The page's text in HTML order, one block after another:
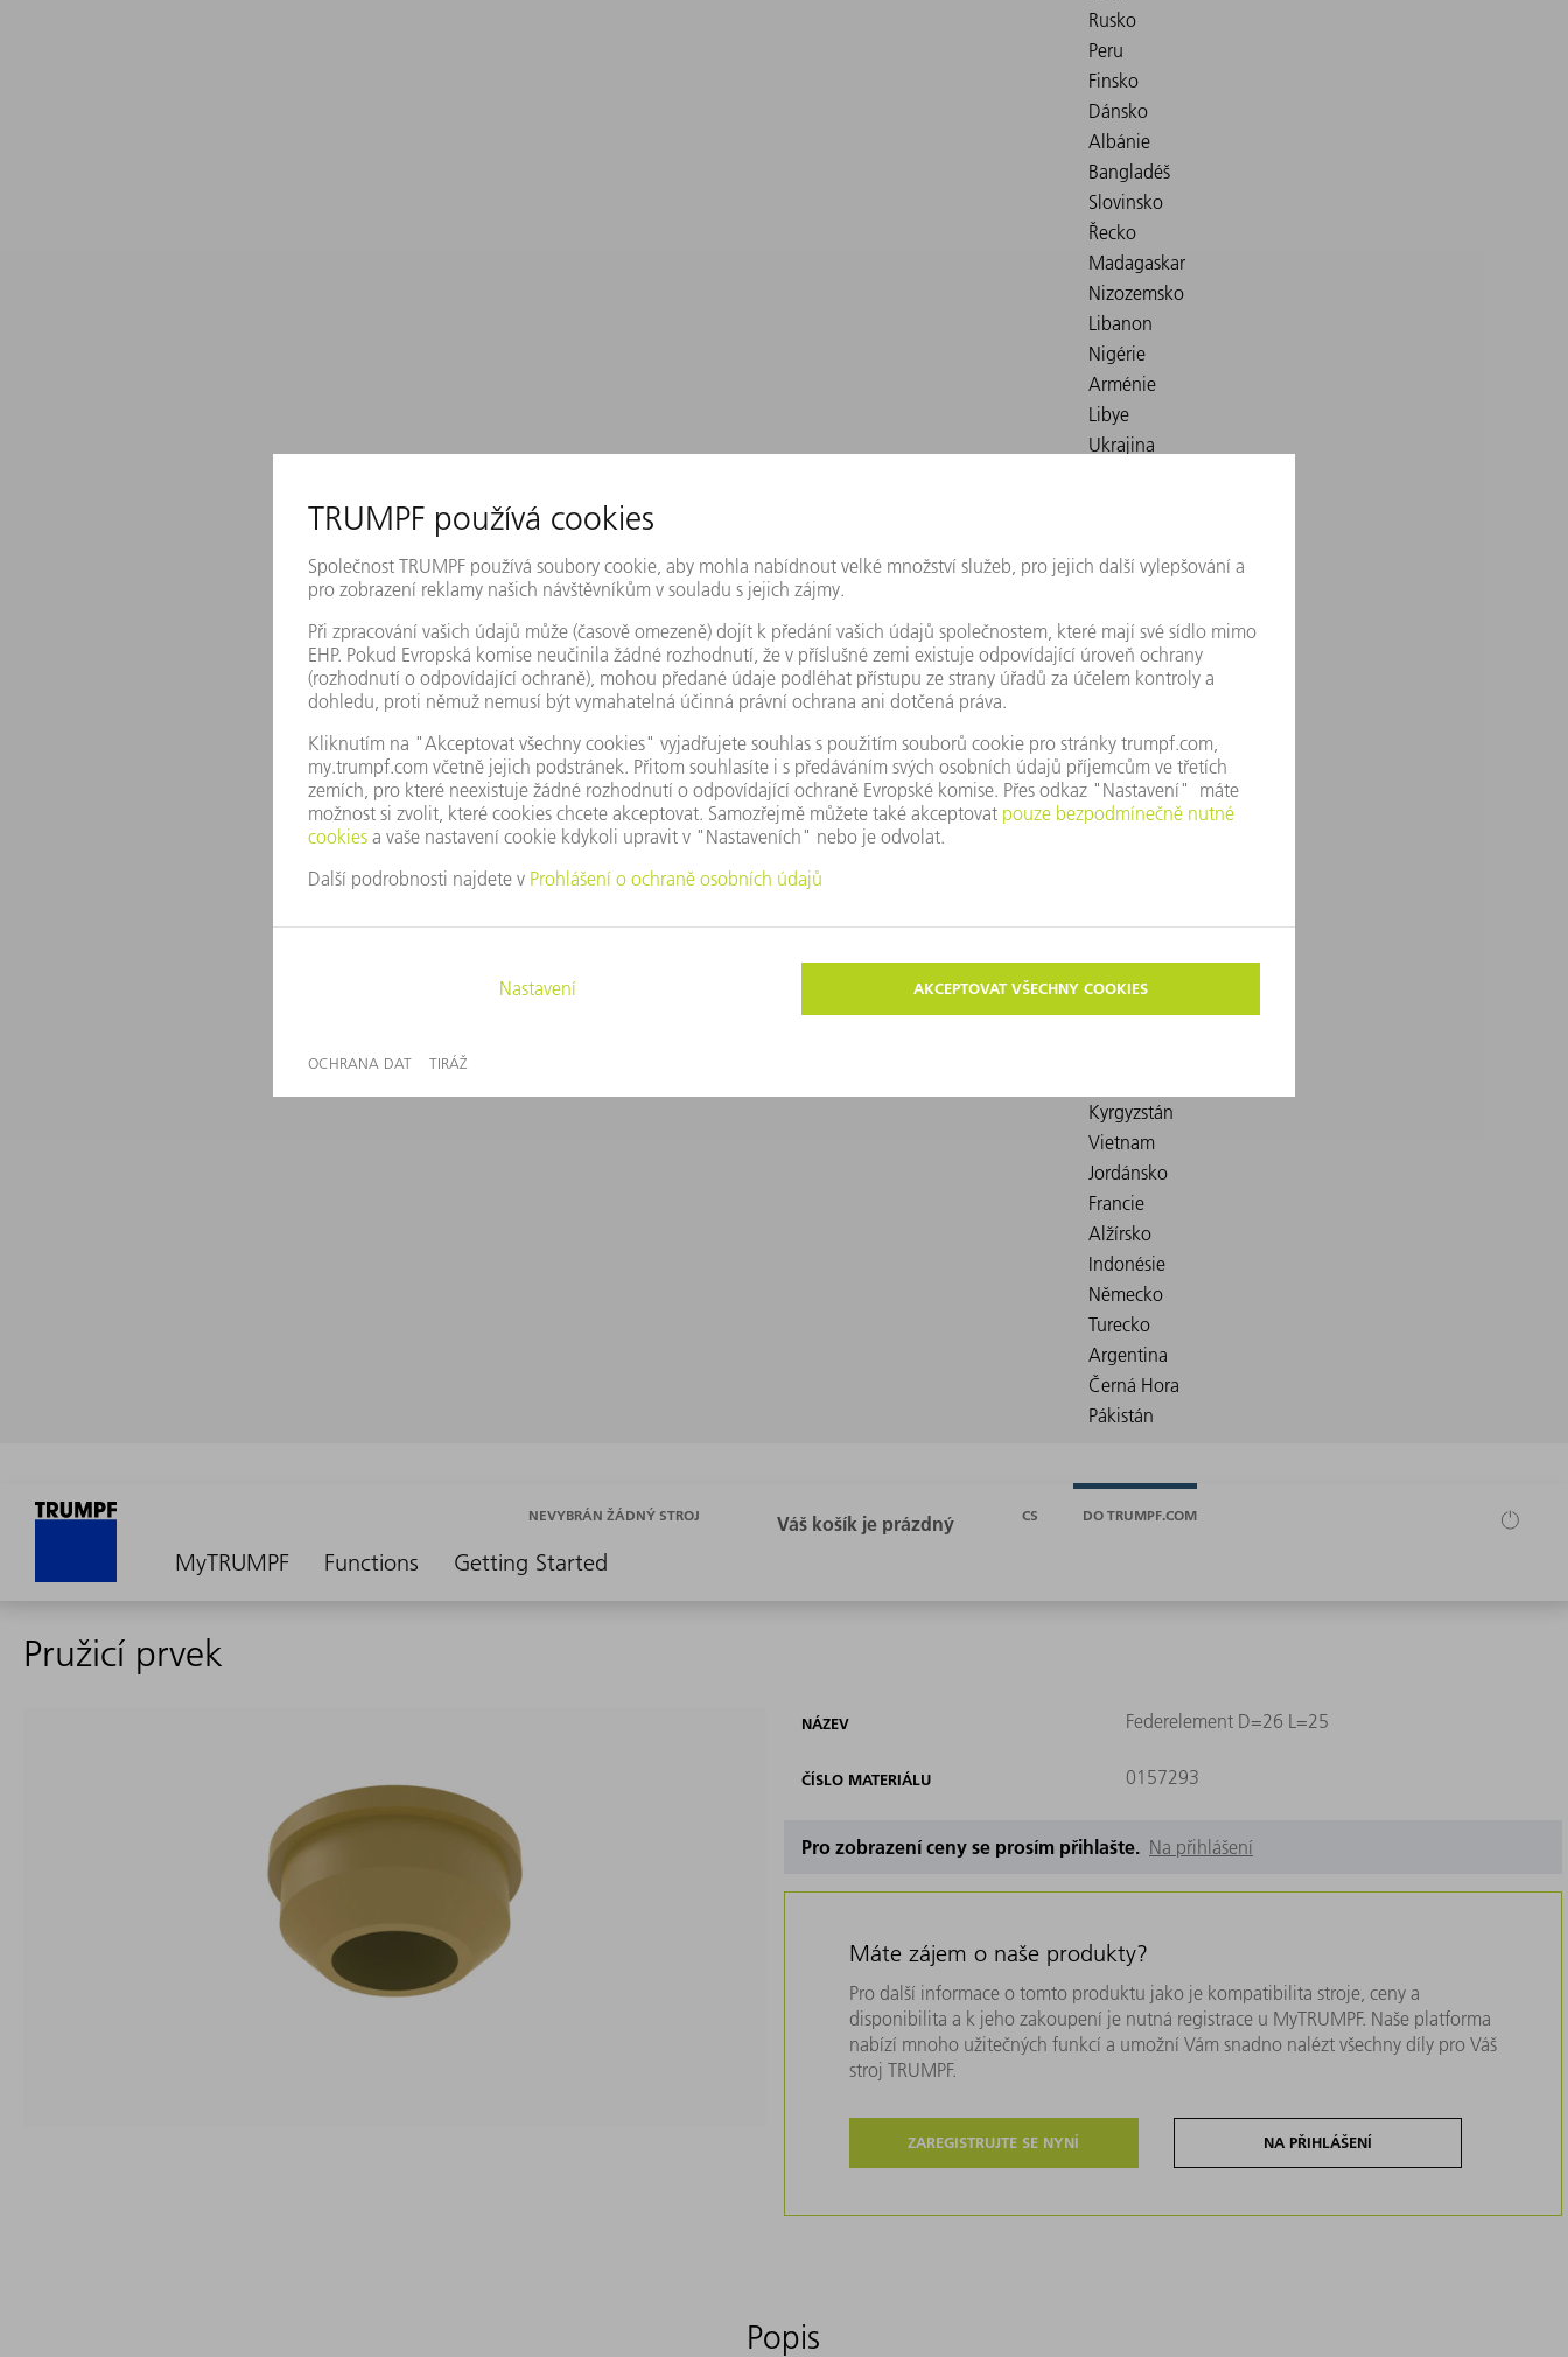
MyTRUMPF Functions Getting Started
NEVYBRÁN ŽÁDNÝ STROJ CS DO TRUMPF.COM
Pružicí prvek
NÁZEV Federelement D=26 L=25
ČÍSLO MATERIÁLU 0157293
Pro zobrazení ceny se prosím přihlašte. Na přihlášení
Máte zájem o naše produkty?
Pro další informace o tomto produktu jako je kompatibilita stroje, ceny a
disponibilita a k jeho zakoupení je nutná registrace u MyTRUMPF. Naše platforma
nabízí mnoho užitečných funkcí a umožní Vám snadno nalézt všechny díly pro Váš
stroj TRUMPF.
ZAREGISTRUJTE SE NYNÍ NA PŘIHLÁŠENÍ
Popis